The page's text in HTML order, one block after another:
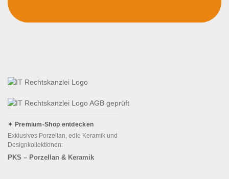
✦ Premium-Shop entdecken
Exklusives Porzellan, edle Keramik und
Designkollektionen:
PKS – Porzellan & Keramik